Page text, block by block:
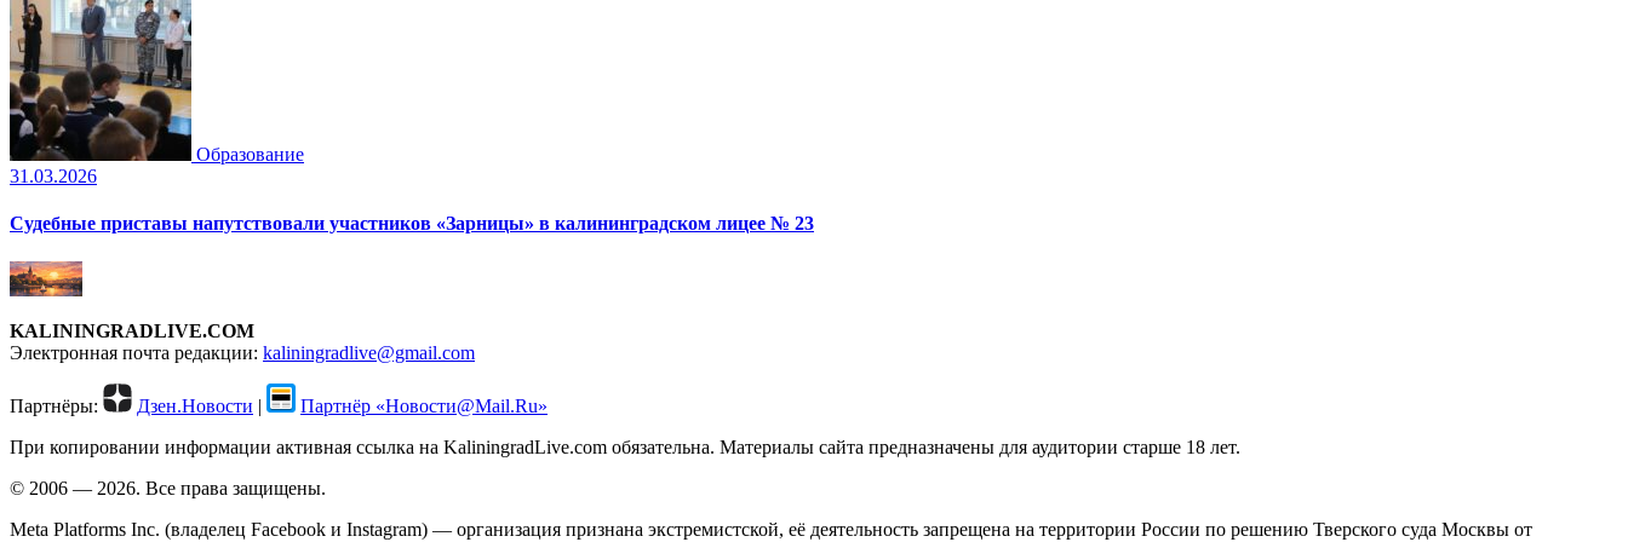
Образование
31.03.2026
Судебные приставы напутствовали участников «Зарницы» в калининградском лицее № 23
KALININGRADLIVE.COM
Электронная почта редакции: kaliningradlive@gmail.com
Партнёры: Дзен.Новости |
Партнёр «Новости@Mail.Ru»
При копировании информации активная ссылка на KaliningradLive.com обязательна. Материалы сайта предназначены для аудитории старше 18 лет.
© 2006 — 2026. Все права защищены.
Meta Platforms Inc. (владелец Facebook и Instagram) — организация признана экстремистской, её деятельность запрещена на территории России по решению Тверского суда Москвы от